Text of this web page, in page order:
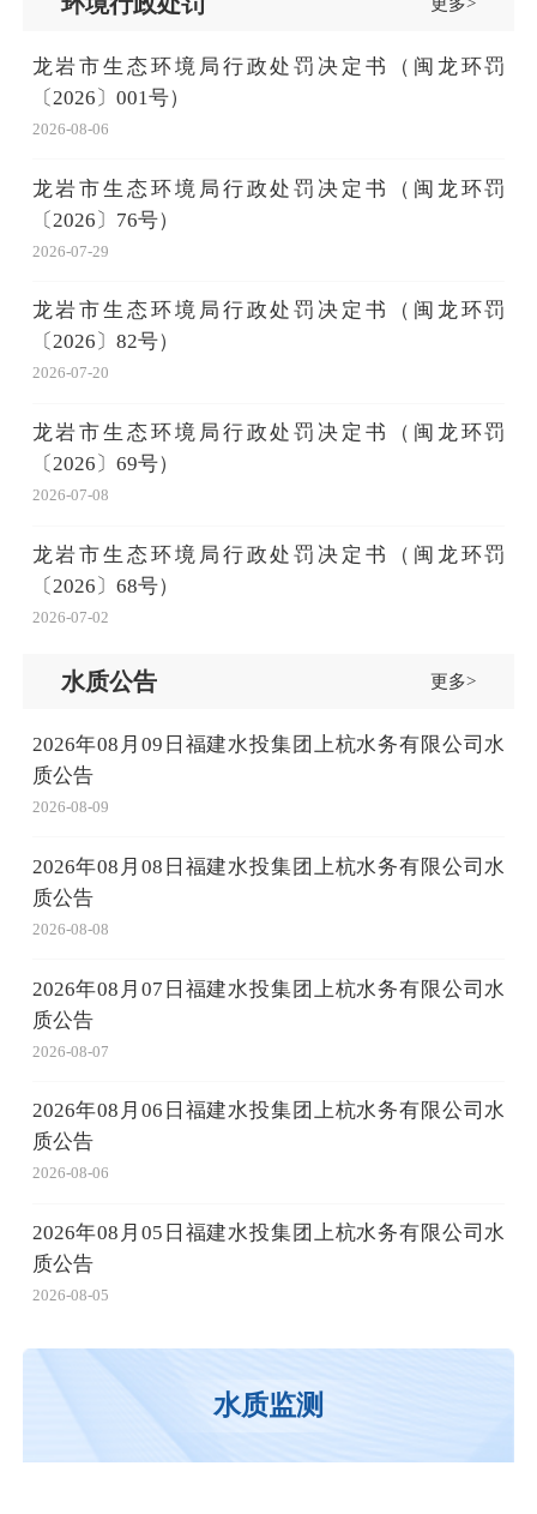
龙岩市生态环境局行政处罚决定书（闽龙环罚
〔2026〕001号）
2026-08-06
龙岩市生态环境局行政处罚决定书（闽龙环罚
〔2026〕76号）
2026-07-29
龙岩市生态环境局行政处罚决定书（闽龙环罚
〔2026〕82号）
2026-07-20
龙岩市生态环境局行政处罚决定书（闽龙环罚
〔2026〕69号）
2026-07-08
龙岩市生态环境局行政处罚决定书（闽龙环罚
〔2026〕68号）
2026-07-02
水质公告 更多>
2026年08月09日福建水投集团上杭水务有限公司水
质公告
2026-08-09
2026年08月08日福建水投集团上杭水务有限公司水
质公告
2026-08-08
2026年08月07日福建水投集团上杭水务有限公司水
质公告
2026-08-07
2026年08月06日福建水投集团上杭水务有限公司水
质公告
2026-08-06
2026年08月05日福建水投集团上杭水务有限公司水
质公告
2026-08-05
水质监测